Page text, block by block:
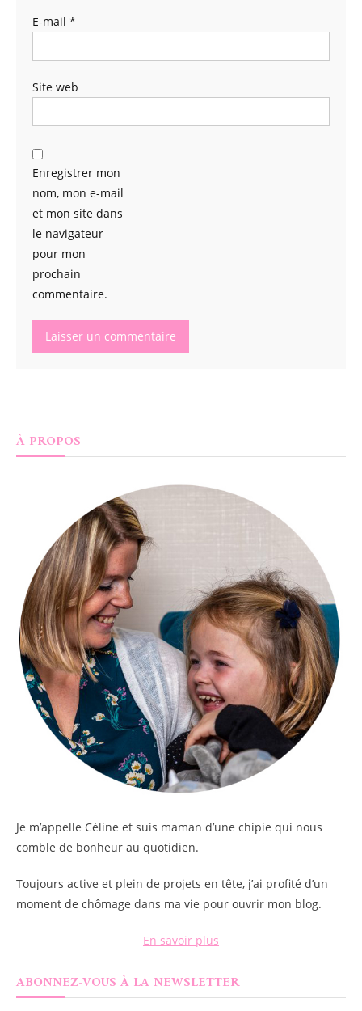
E-mail *
Site web
Enregistrer mon
nom, mon e-mail
et mon site dans
le navigateur
pour mon
prochain
commentaire.
À PROPOS
Je m’appelle Céline et suis maman d’une chipie qui nous
comble de bonheur au quotidien.
Toujours active et plein de projets en tête, j’ai profité d’un
moment de chômage dans ma vie pour ouvrir mon blog.
En savoir plus
ABONNEZ-VOUS À LA NEWSLETTER